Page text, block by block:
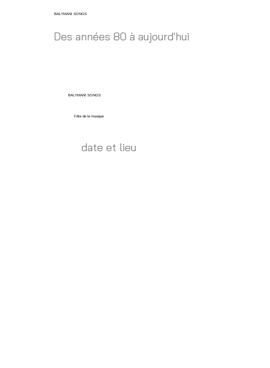
Des années 80 à aujourd'hui
BALYMANI SONGS
Fête de la musique
BALYMANI SONGS
date et lieu